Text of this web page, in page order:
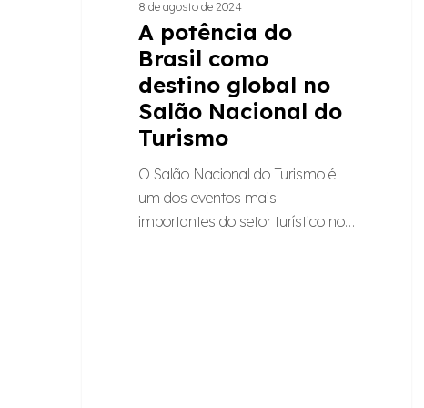
8 de agosto de 2024
A potência do
Brasil como
destino global no
Salão Nacional do
Turismo
O Salão Nacional do Turismo é
um dos eventos mais
importantes do setor turístico no…